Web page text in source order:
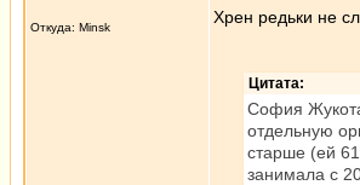
Откуда: Minsk
Хрен редьки не
Цитата:
София
отдельную
старше (ей
занимала с